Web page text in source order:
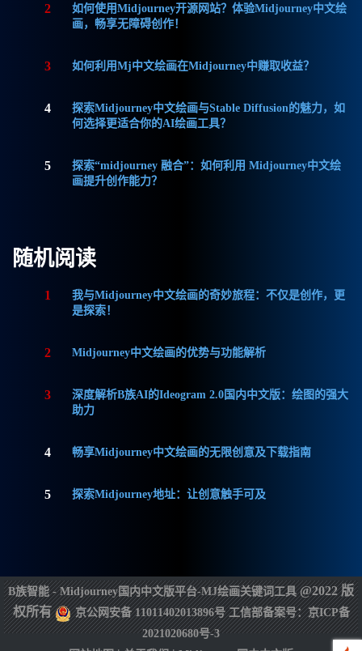
2
如何使用Midjourney开源网站？体验Midjourney中文绘
画，畅享无障碍创作！
3 如何利用Mj中文绘画在Midjourney中赚取收益？
4
探索Midjourney中文绘画与Stable Diffusion的魅力，如
何选择更适合你的AI绘画工具？
5
探索“midjourney 融合”：如何利用 Midjourney中文绘
画提升创作能力？
随机阅读
1
我与Midjourney中文绘画的奇妙旅程：不仅是创作，更
是探索！
2 Midjourney中文绘画的优势与功能解析
3
深度解析B族AI的Ideogram 2.0国内中文版：绘图的强大
助力
4 畅享Midjourney中文绘画的无限创意及下载指南
5 探索Midjourney地址：让创意触手可及
B族智能 - Midjourney国内中文版平台-MJ绘画关键词工具@2022 版
权所有
京公网安备 11011402013896号 工信部备案号：京ICP备
2021020680号-3